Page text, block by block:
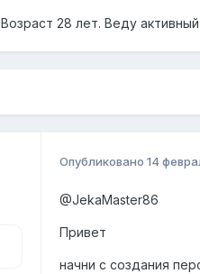
Возраст 28 лет. Веду
Опубликовано 14
@JekaMaster86
Привет
начни с создания